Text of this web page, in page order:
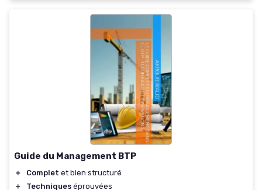
Guide du Management BTP
＋ Complet et bien structuré
＋
Techniques éprouvées